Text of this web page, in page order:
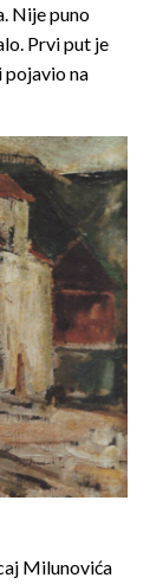
Nije puno
Prvi put je
pojavio na
Milunovića